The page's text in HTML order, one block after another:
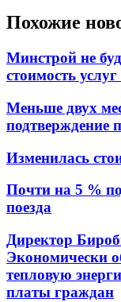
Похожие
Минстрой не
стоимость
Меньше двух
подтверждение
Изменилась
Почти на 5 %
поезда
Директор
Экономически
тепловую
платы граждан